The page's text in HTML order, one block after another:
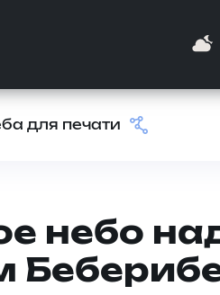
для печати
небо